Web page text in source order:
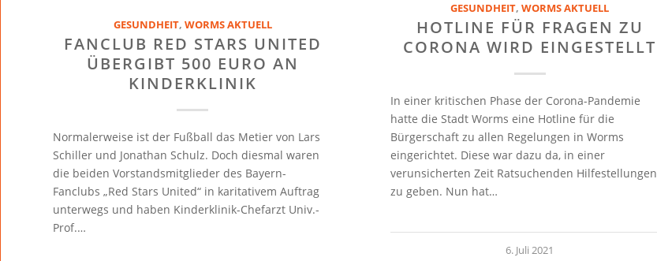
GESUNDHEIT, WORMS AKTUELL
FANCLUB RED STARS UNITED
ÜBERGIBT 500 EURO AN
KINDERKLINIK
Normalerweise ist der Fußball das Metier von Lars
Schiller und Jonathan Schulz. Doch diesmal waren
die beiden Vorstandsmitglieder des Bayern-
Fanclubs „Red Stars United“ in karitativem Auftrag
unterwegs und haben Kinderklinik-Chefarzt Univ.-
Prof.…
GESUNDHEIT,WORMS AKTUELL
HOTLINE FÜR FRAGEN ZU
CORONA WIRD EINGESTELLT
In einer kritischen Phase der Corona-Pandemie
hatte die Stadt Worms eine Hotline für die
Bürgerschaft zu allen Regelungen in Worms
eingerichtet. Diese war dazu da, in einer
verunsicherten Zeit Ratsuchenden Hilfestellungen
zu geben. Nun hat…
6. Juli 2021